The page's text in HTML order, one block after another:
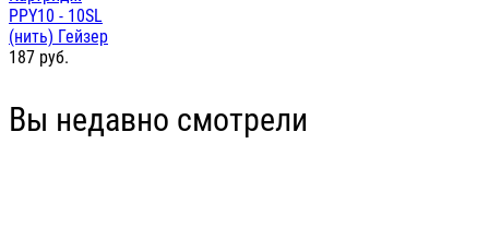
PPY10 - 10SL
(нить) Гейзер
187 руб.
Вы недавно смотрели